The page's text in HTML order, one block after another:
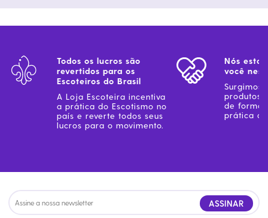
Todos os lucros são
revertidos para os
Escoteiros do Brasil
A Loja Escoteira incentiva
a prática do Escotismo no
país e reverte todos seus
lucros para o movimento.
Nós
você
Surgimos
produtos
de forma
prática
ASSINAR